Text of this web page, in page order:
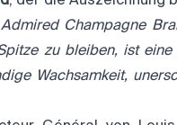
Champagne
zu bleiben, ist
Wachsamkeit,